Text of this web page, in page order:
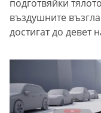
подготвяйки
въздушните
достигат до девет